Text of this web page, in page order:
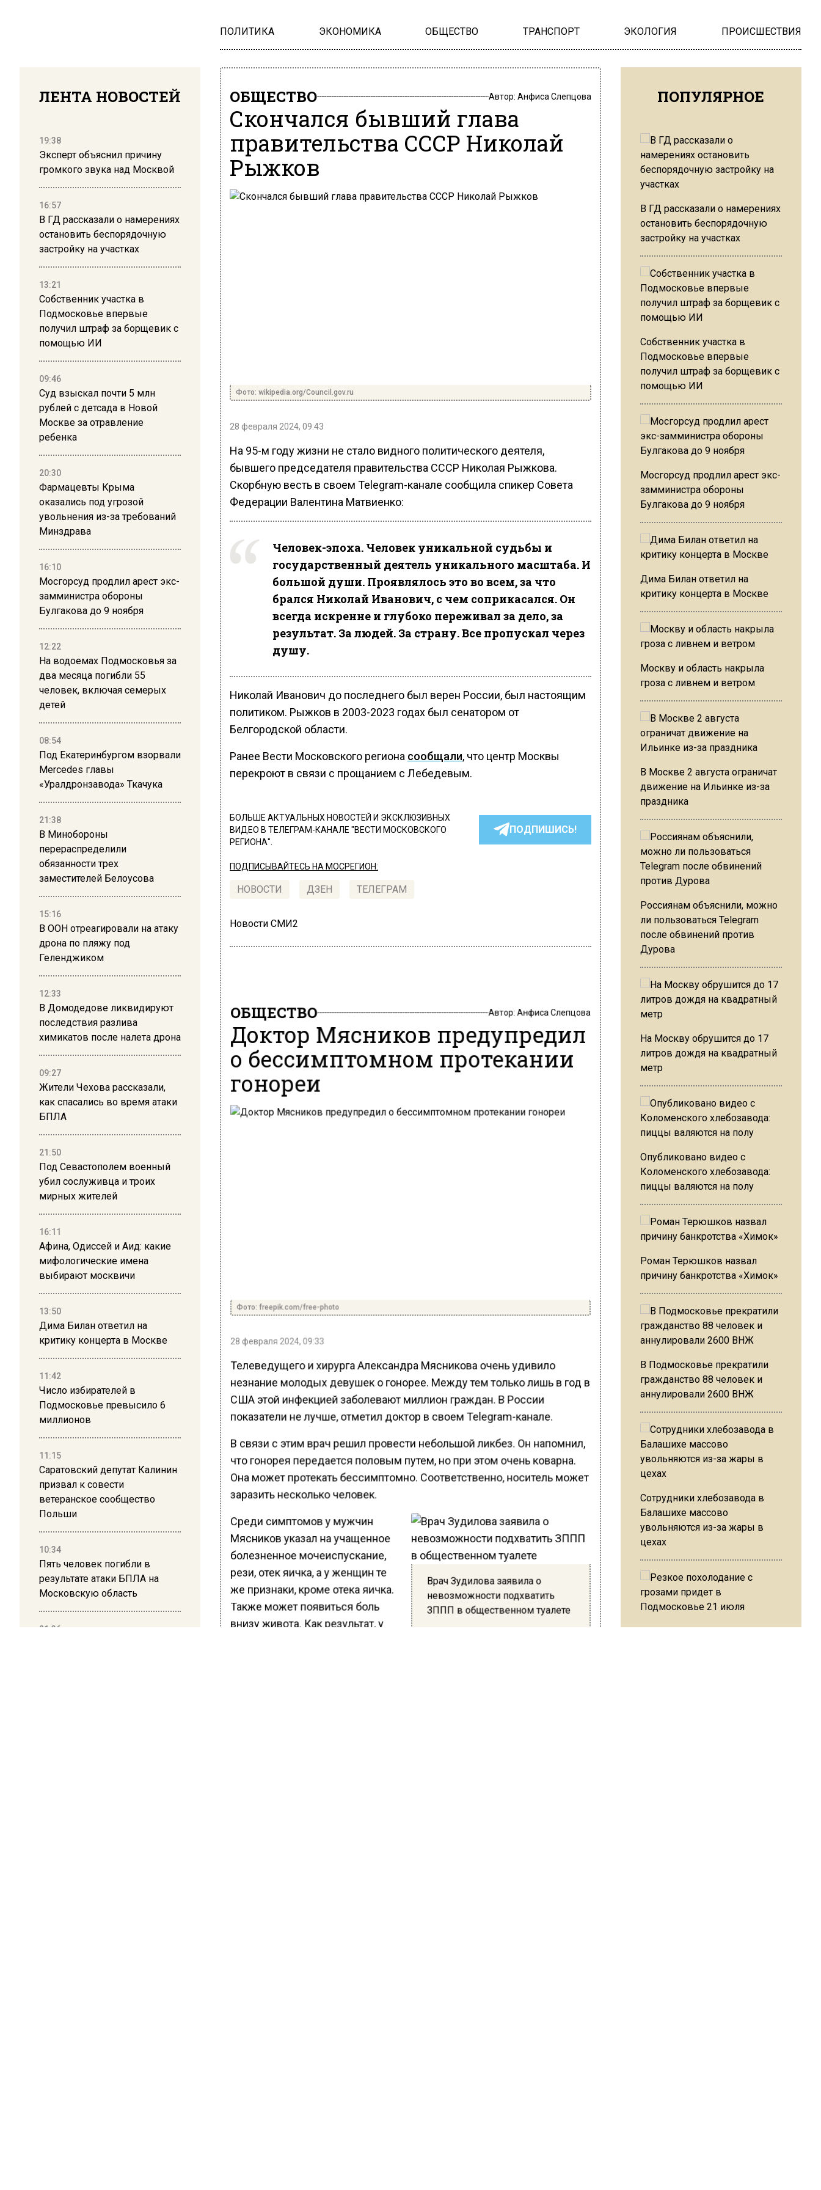
ПОЛИТИКА ЭКОНОМИКА ОБЩЕСТВО ТРАНСПОРТ ЭКОЛОГИЯ ПРОИСШЕСТВИЯ
ЛЕНТА НОВОСТЕЙ
19:38
Эксперт объяснил причину
громкого звука над Москвой
16:57
В ГД рассказали о намерениях
остановить беспорядочную
застройку на участках
13:21
Собственник участка в
Подмосковье впервые
получил штраф за борщевик с
помощью ИИ
09:46
Суд взыскал почти 5 млн
рублей с детсада в Новой
Москве за отравление
ребенка
20:30
Фармацевты Крыма
оказались под угрозой
увольнения из-за требований
Минздрава
16:10
Мосгорсуд продлил арест экс-
замминистра обороны
Булгакова до 9 ноября
12:22
На водоемах Подмосковья за
два месяца погибли 55
человек, включая семерых
детей
08:54
Под Екатеринбургом взорвали
Mercedes главы
«Уралдронзавода» Ткачука
21:38
В Минобороны
перераспределили
обязанности трех
заместителей Белоусова
15:16
В ООН отреагировали на атаку
дрона по пляжу под
Геленджиком
12:33
В Домодедове ликвидируют
последствия разлива
химикатов после налета дрона
09:27
Жители Чехова рассказали,
как спасались во время атаки
БПЛА
21:50
Под Севастополем военный
убил сослуживца и троих
мирных жителей
16:11
Афина, Одиссей и Аид: какие
мифологические имена
выбирают москвичи
13:50
Дима Билан ответил на
критику концерта в Москве
11:42
Число избирателей в
Подмосковье превысило 6
миллионов
11:15
Саратовский депутат Калинин
призвал к совести
ветеранское сообщество
Польши
10:34
Пять человек погибли в
результате атаки БПЛА на
Московскую область
21:36
ОБЩЕСТВО Автор: Анфиса Слепцова
Скончался бывший глава
правительства СССР Николай
Рыжков
Фото: wikipedia.org/Council.gov.ru
28 февраля 2024, 09:43
На 95-м году жизни не стало видного политического деятеля,
бывшего председателя правительства СССР Николая Рыжкова.
Скорбную весть в своем Telegram-канале сообщила спикер Совета
Федерации Валентина Матвиенко:
Человек-эпоха. Человек уникальной судьбы и
государственный деятель уникального масштаба. И
большой души. Проявлялось это во всем, за что
брался Николай Иванович, с чем соприкасался. Он
всегда искренне и глубоко переживал за дело, за
результат. За людей. За страну. Все пропускал через
душу.
Николай Иванович до последнего был верен России, был настоящим
политиком. Рыжков в 2003-2023 годах был сенатором от
Белгородской области.
Ранее Вести Московского региона сообщали, что центр Москвы
перекроют в связи с прощанием с Лебедевым.
БОЛЬШЕ АКТУАЛЬНЫХ НОВОСТЕЙ И ЭКСКЛЮЗИВНЫХ
ВИДЕО В ТЕЛЕГРАМ-КАНАЛЕ "ВЕСТИ МОСКОВСКОГО
РЕГИОНА".
ПОДПИШИСЬ!
ПОДПИСЫВАЙТЕСЬ НА МОСРЕГИОН:
НОВОСТИ ДЗЕН ТЕЛЕГРАМ
Новости СМИ2
ОБЩЕСТВО Автор: Анфиса Слепцова
Доктор Мясников предупредил
о бессимптомном протекании
гонореи
Фото: freepik.com/free-photo
28 февраля 2024, 09:33
Телеведущего и хирурга Александра Мясникова очень удивило
незнание молодых девушек о гонорее. Между тем только лишь в год в
США этой инфекцией заболевают миллион граждан. В России
показатели не лучше, отметил доктор в своем Telegram-канале.
В связи с этим врач решил провести небольшой ликбез. Он напомнил,
что гонорея передается половым путем, но при этом очень коварна.
Она может протекать бессимптомно. Соответственно, носитель может
заразить несколько человек.
Врач Зудилова заявила о
невозможности подхватить
ЗППП в общественном туалете
Среди симптомов у мужчин
Мясников указал на учащенное
болезненное мочеиспускание,
рези, отек яичка, а у женщин те
же признаки, кроме отека яичка.
Также может появиться боль
внизу живота. Как результат, у
ПОПУЛЯРНОЕ
В ГД рассказали о намерениях
остановить беспорядочную
застройку на участках
Собственник участка в
Подмосковье впервые
получил штраф за борщевик с
помощью ИИ
Мосгорсуд продлил арест экс-
замминистра обороны
Булгакова до 9 ноября
Дима Билан ответил на
критику концерта в Москве
Москву и область накрыла
гроза с ливнем и ветром
В Москве 2 августа ограничат
движение на Ильинке из-за
праздника
Россиянам объяснили, можно
ли пользоваться Telegram
после обвинений против
Дурова
На Москву обрушится до 17
литров дождя на квадратный
метр
Опубликовано видео с
Коломенского хлебозавода:
пиццы валяются на полу
Роман Терюшков назвал
причину банкротства «Химок»
В Подмосковье прекратили
гражданство 88 человек и
аннулировали 2600 ВНЖ
Сотрудники хлебозавода в
Балашихе массово
увольняются из-за жары в
цехах
Резкое похолодание с